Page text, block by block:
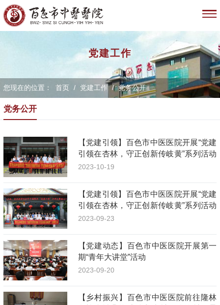
党建工作
您现在的位置： 首页 / 党建工作 / 党务公开
党务公开
【党建引领】百色市中医医院开展“党建
引领在杏林，守正创新传岐黄”系列活动
（靖西、那坡、德保站）
2023-10-19
【党建引领】百色市中医医院开展“党建
引领在杏林，守正创新传岐黄”系列活动
（田林、西林、隆林站）
2023-09-23
【党建动态】百色市中医医院开展第一
期“青年大讲堂”活动
2023-09-20
【乡村振兴】百色市中医医院前往隆林